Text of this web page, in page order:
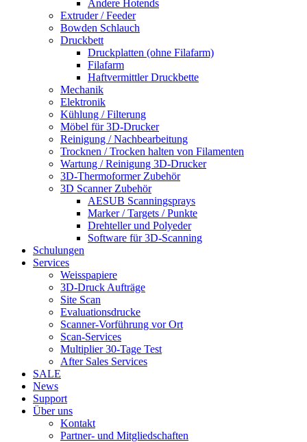
Andere Hotends
Extruder / Feeder
Bowden Schlauch
Druckbett
Druckplatten (ohne Filafarm)
Filafarm
Haftvermittler Druckbette
Mechanik
Elektronik
Kühlung / Filterung
Möbel für 3D-Drucker
Reinigung / Nachbearbeitung
Trocknen / Trocken halten von Filamenten
Wartung / Reinigung 3D-Drucker
3D-Thermoformer Zubehör
3D Scanner Zubehör
AESUB Scanningsprays
Marker / Targets / Punkte
Drehteller und Polyeder
Software für 3D-Scanning
Schulungen
Services
Weisspapiere
3D-Druck Aufträge
Site Scan
Evaluationsdrucke
Scanner-Vorführung vor Ort
Scan-Services
Multiplier 30-Tage Test
After Sales Services
SALE
News
Support
Über uns
Kontakt
Partner- und Mitgliedschaften